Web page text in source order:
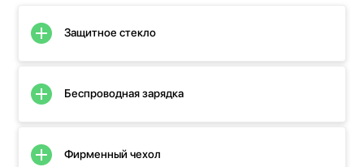
Защитное стекло
Беспроводная зарядка
Фирменный чехол